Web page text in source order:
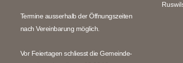
Termine ausserhalb der Öffnungszeiten
nach Vereinbarung möglich.
Vor Feiertagen schliesst die Gemeinde-